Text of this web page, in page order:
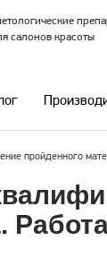
салонов красоты
пройденного